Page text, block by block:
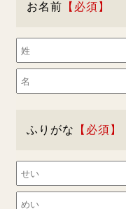
お名前
ふりがな